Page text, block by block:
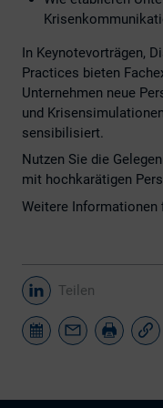
In Keynotevorträgen,
Practices bieten
Unternehmen neue
und
sensibilisiert.
Nutzen Sie die
mit hochkarätigen
Weitere Informationen
Teilen